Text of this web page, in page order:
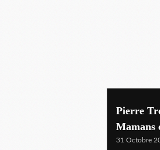
Pierre
Mamans
31 Octobre